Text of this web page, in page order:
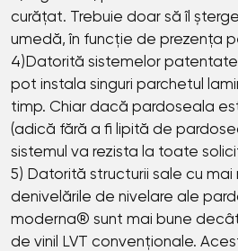
curățat. Trebuie doar să îl
umedă, în funcție de prezența
4)Datorită sistemelor patentate
pot instala singuri parchetul
timp. Chiar dacă pardoseala
(adică fără a fi lipită de
sistemul va rezista la toate
5) Datorită structurii sale cu mai
denivelările de nivelare ale
moderna® sunt mai bune
de vinil LVT convenționale.